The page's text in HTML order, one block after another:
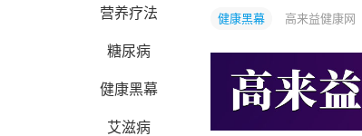
营养疗法
糖尿病
健康黑幕
艾滋病
健康黑幕 高来益健康网